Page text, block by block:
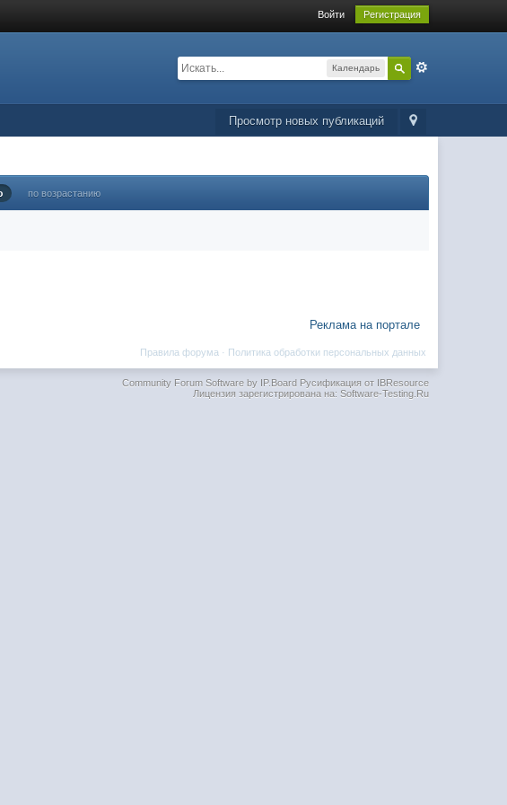
Войти Регистрация
Календарь
Просмотр новых публикаций
по возрастанию
Реклама на портале
Политика обработки персональных данных
Правила форума ·
Community Forum Software by IP.BoardРусификация от IBResource
Лицензия зарегистрирована на: Software-Testing.Ru